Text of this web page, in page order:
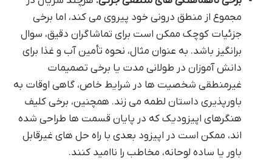
مجموع از منطق درونی خود پیروی می کند، اما برخی
جزئیات کوچک ممکن است برای تماشاگران دقیق، سوال
برانگیز باشد. به عنوان مثال، نحوه تأمین آب و غذا برای
دانش آموزان در طولانی مدت یا برخی تصمیمات
غیرمنطقی شخصیت ها در شرایط خاص، گاهی اوقات به
باورپذیری داستان لطمه می زند. همچنین، برخی کلیف
هنگرهای اپیزودیک که در پایان قسمت ها طراحی شده
اند، ممکن است در اپیزود بعدی با راه حل های غیرقابل
باور یا ساده لوحانه، مخاطب را ناامید کنند.